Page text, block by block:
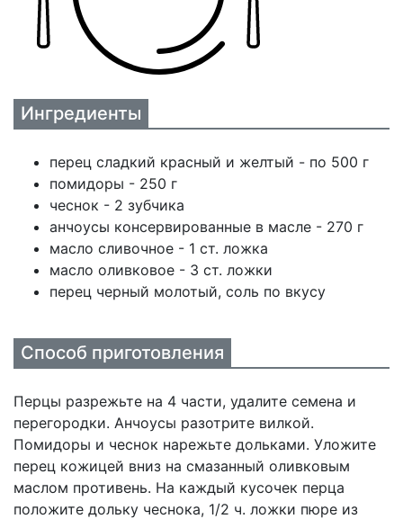
Ингредиенты
перец сладкий красный и желтый - по 500 г
помидоры - 250 г
чеснок - 2 зубчика
анчоусы консервированные в масле - 270 г
масло сливочное - 1 ст. ложка
масло оливковое - 3 ст. ложки
перец черный молотый, соль по вкусу
Способ приготовления
Перцы разрежьте на 4 части, удалите семена и
перегородки. Анчоусы разотрите вилкой.
Помидоры и чеснок нарежьте дольками. Уложите
перец кожицей вниз на смазанный оливковым
маслом противень. На каждый кусочек перца
положите дольку чеснока, 1/2 ч. ложки пюре из